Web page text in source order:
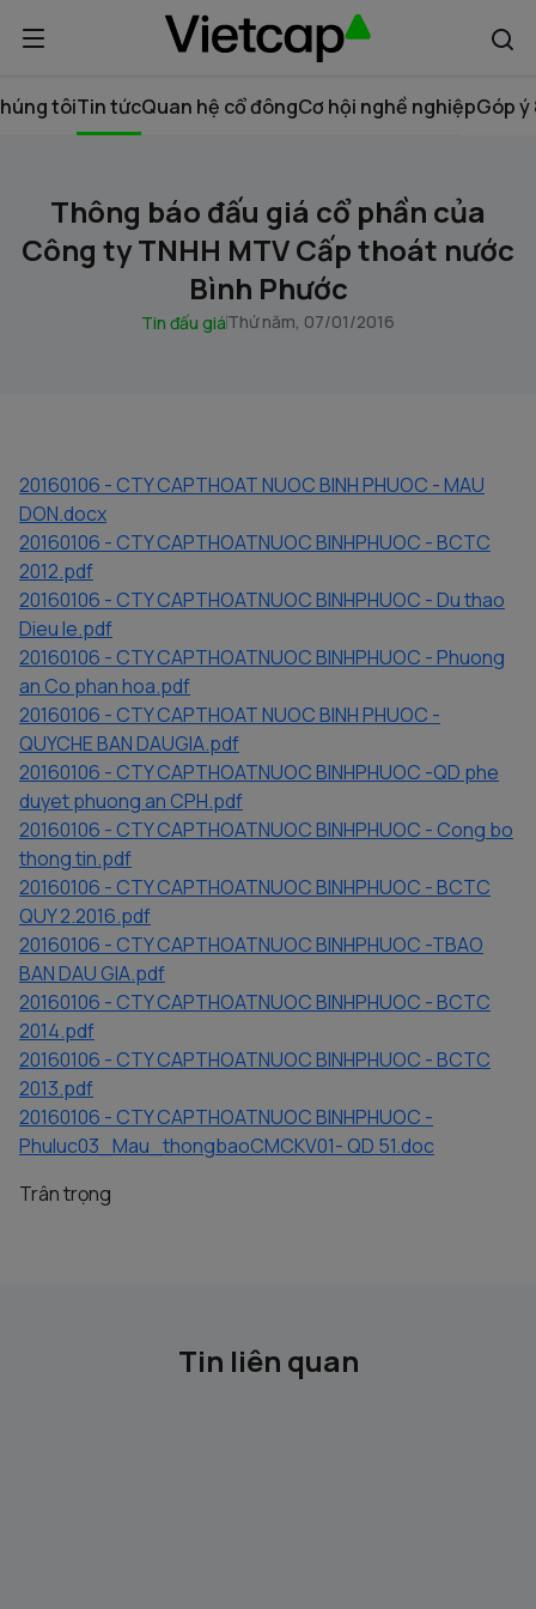
tôiTin tứcQuan hệ cổ đôngCơ hội nghề nghiệpGóp ý
Thông báo đấu giá cổ phần của
Công ty TNHH MTV Cấp thoát nước
Bình Phước
Tin đấu giáThứ năm, 07/01/2016
20160106 - CTY CAPTHOAT NUOC BINH PHUOC - MAU
DON.docx
20160106 - CTY CAPTHOATNUOC BINHPHUOC - BCTC
2012.pdf
20160106 - CTY CAPTHOATNUOC BINHPHUOC - Du thao
Dieu le.pdf
20160106 - CTY CAPTHOATNUOC BINHPHUOC - Phuong
an Co phan hoa.pdf
20160106 - CTY CAPTHOAT NUOC BINH PHUOC -
QUYCHE BAN DAUGIA.pdf
20160106 - CTY CAPTHOATNUOC BINHPHUOC -QD phe
duyet phuong an CPH.pdf
20160106 - CTY CAPTHOATNUOC BINHPHUOC - Cong bo
thong tin.pdf
20160106 - CTY CAPTHOATNUOC BINHPHUOC - BCTC
QUY 2.2016.pdf
20160106 - CTY CAPTHOATNUOC BINHPHUOC -TBAO
BAN DAU GIA.pdf
20160106 - CTY CAPTHOATNUOC BINHPHUOC - BCTC
2014.pdf
20160106 - CTY CAPTHOATNUOC BINHPHUOC - BCTC
2013.pdf
20160106 - CTY CAPTHOATNUOC BINHPHUOC -
Phuluc03_Mau_thongbaoCMCKV01- QD 51.doc
Trân trọng
Tin liên quan